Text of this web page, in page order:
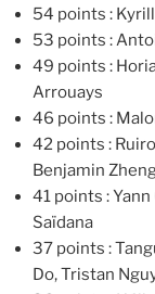
54 points :
53 points :
49 points :
Arrouays
46 points :
42 points :
Benjamin
41 points :
Saïdana
37 points :
Do, Tristan